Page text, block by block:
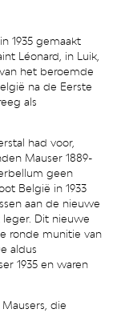
1935 gemaakt
Léonard, in Luik,
het beroemde
na de Eerste
als
had voor,
Mauser 1889-
geen
België in 1933
aan de nieuwe
Dit nieuwe
ronde munitie van
aldus
1935 en waren
die